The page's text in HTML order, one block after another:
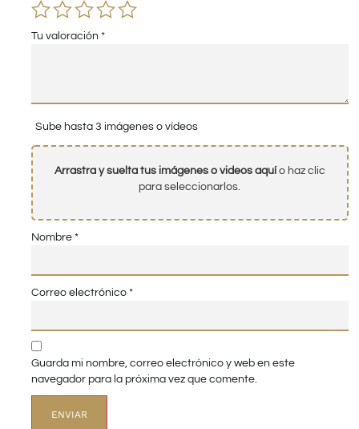
Tu valoración *
Sube hasta 3 imágenes o vídeos
Arrastra y suelta tus imágenes o videos aquío haz clic
para seleccionarlos.
Nombre *
Correo electrónico *
Guarda mi nombre, correo electrónico y web en este
navegador para la próxima vez que comente.